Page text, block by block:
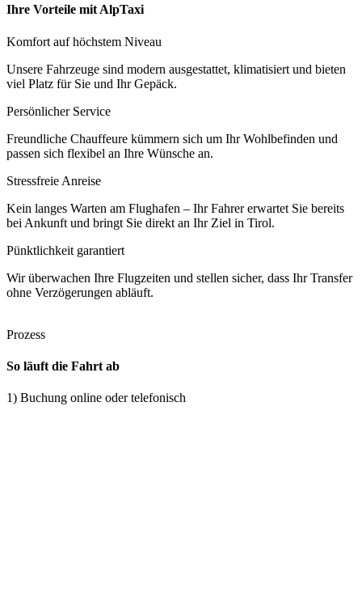
Ihre Vorteile mit AlpTaxi
Komfort auf höchstem Niveau
Unsere Fahrzeuge sind modern ausgestattet, klimatisiert und bieten
viel Platz für Sie und Ihr Gepäck.
Persönlicher Service
Freundliche Chauffeure kümmern sich um Ihr Wohlbefinden und
passen sich flexibel an Ihre Wünsche an.
Stressfreie Anreise
Kein langes Warten am Flughafen – Ihr Fahrer erwartet Sie bereits
bei Ankunft und bringt Sie direkt an Ihr Ziel in Tirol.
Pünktlichkeit garantiert
Wir überwachen Ihre Flugzeiten und stellen sicher, dass Ihr Transfer
ohne Verzögerungen abläuft.
Prozess
So läuft die Fahrt ab
1) Buchung online oder telefonisch